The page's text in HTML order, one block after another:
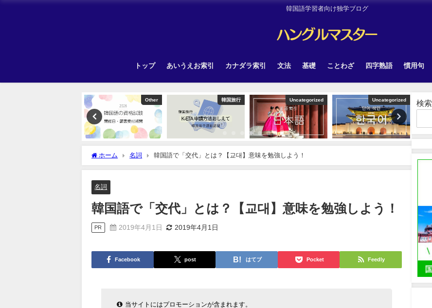
韓国語学習者向け独学ブログ
トップ あいうえお索引 カナダラ索引 文法 基礎 ことわざ 四字熟語 慣用句
Other 韓国旅行 Uncategorized Uncategorized
ホーム 名詞 韓国語で「交代」とは？【교대】意味を勉強しよう！
名詞
韓国語で「交代」とは？【교대】意味を勉強しよう！
PR 2019年4月1日 2019年4月1日
Facebook post はてブ Pocket Feedly
当サイトにはプロモーションが含まれます。
検索